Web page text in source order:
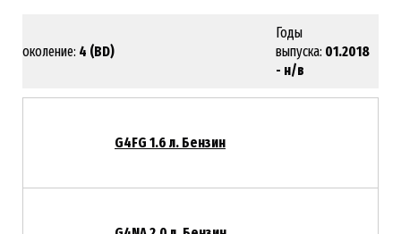
Поколение: 4 (BD)
Годы
выпуска: 01.2018
- н/в
G4FG 1.6 л. Бензин